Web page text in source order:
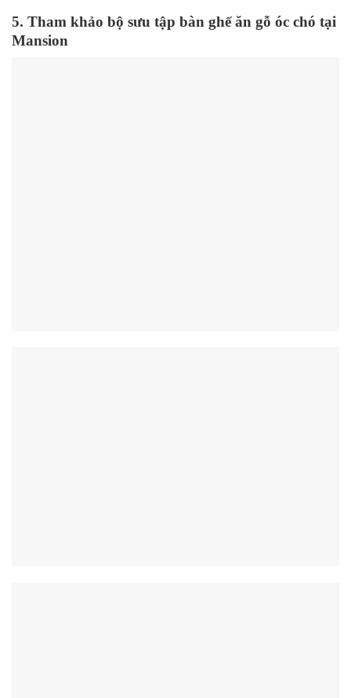
5. Tham khảo bộ sưu tập bàn ghế ăn gỗ óc chó tại
Mansion